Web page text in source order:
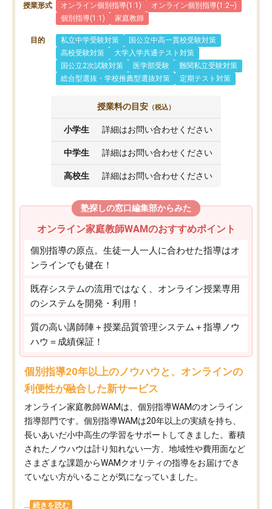
授業形式 オンライン個別指導(1:1)
オンライン個別指導(1:2~)
個別指導(1:1)
家庭教師
目的 私立中学受験対策
国公立中高一貫校受験対策
高校受験対策
大学入学共通テスト対策
国公立2次試験対策
医学部受験
難関私立受験対策
総合型選抜・学校推薦型選抜対策
定期テスト対策
授業料の目安 （税込）
小学生 詳細はお問い合わせください
中学生 詳細はお問い合わせください
高校生 詳細はお問い合わせください
塾探しの窓口編集部からみた
オンライン家庭教師WAMのおすすめポイント
個別指導の原点。生徒一人一人に合わせた指導はオ
ンラインでも健在！
既存システムの流用ではなく、オンライン授業専用
のシステムを開発・利用！
質の高い講師陣＋授業品質管理システム＋指導ノウ
ハウ＝成績保証！
個別指導20年以上のノウハウと、オンラインの
利便性が融合した新サービス
オンライン家庭教師WAMは、個別指導WAMのオンライン
指導部門です。個別指導WAMは20年以上の実績を持ち、
長いあいだ小中高生の学習をサポートしてきました。蓄積
されたノウハウは計り知れない一方、地域性や費用面など
さまざまな課題からWAMクオリティの指導をお届けでき
ていない方がいることが気になっていました。
続きを読む